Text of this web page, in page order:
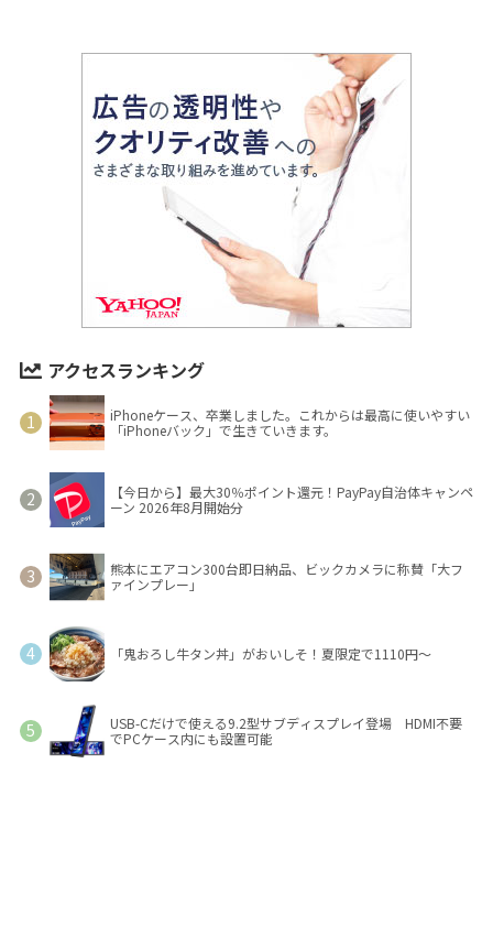
アクセスランキング
iPhoneケース、卒業しました。これからは最高に使いやすい
「iPhoneバック」で生きていきます。
【今日から】最大30％ポイント還元！PayPay自治体キャンペ
ーン 2026年8月開始分
熊本にエアコン300台即日納品、ビックカメラに称賛「大フ
ァインプレー」
「鬼おろし牛タン丼」がおいしそ！夏限定で1110円～
USB-Cだけで使える9.2型サブディスプレイ登場 HDMI不要
でPCケース内にも設置可能